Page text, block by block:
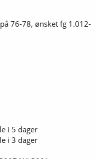
76-78, ønsket fg 1.012-
i 5 dager
i 3 dager